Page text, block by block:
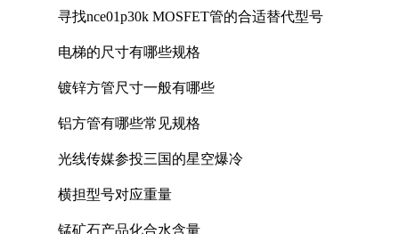
寻找nce01p30k MOSFET管的合适替代型号
电梯的尺寸有哪些规格
镀锌方管尺寸一般有哪些
铝方管有哪些常见规格
光线传媒参投三国的星空爆冷
横担型号对应重量
锰矿石产品化合水含量